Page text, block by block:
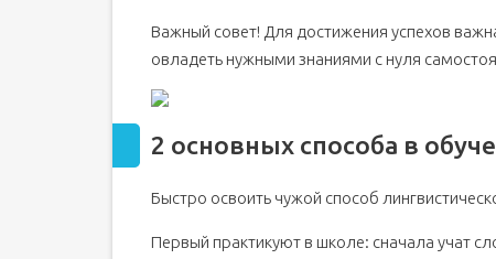
Важный совет! Для достижения успехов
овладеть нужными знаниями с нуля
2 основных способа в
Быстро освоить чужой способ
Первый практикуют в школе: сначала учат